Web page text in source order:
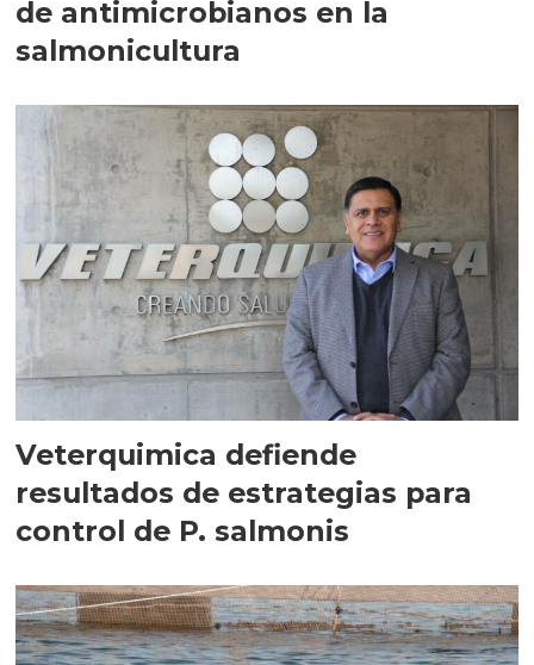
de antimicrobianos en la
salmonicultura
Veterquimica defiende
resultados de estrategias para
control de P. salmonis